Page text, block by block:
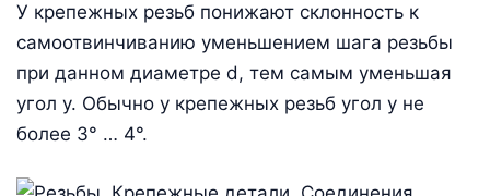
У крепежных резьб понижают склонность к
самоотвинчиванию уменьшением шага резьбы
при данном диаметре d, тем самым уменьшая
угол y. Обычно у крепежных резьб угол y не
более 3° … 4°.